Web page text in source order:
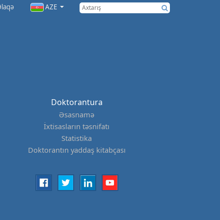
AZE
Doktorantura
Əsasnamə
İxtisasların təsnifatı
Statistika
Doktorantın yaddaş kitabçası